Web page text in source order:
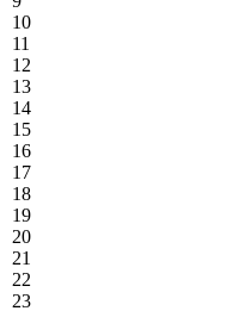
10
11
12
13
14
15
16
17
18
19
20
21
22
23